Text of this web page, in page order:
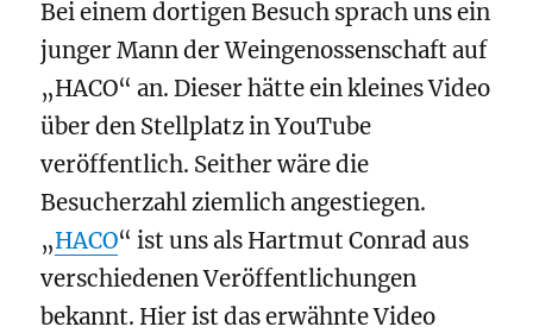
Bei einem dortigen Besuch sprach uns ein
junger Mann der Weingenossenschaft auf
„HACO“ an. Dieser hätte ein kleines Video
über den Stellplatz in YouTube
veröffentlich. Seither wäre die
Besucherzahl ziemlich angestiegen.
„HACO“ ist uns als Hartmut Conrad aus
verschiedenen Veröffentlichungen
bekannt. Hier ist das erwähnte Video